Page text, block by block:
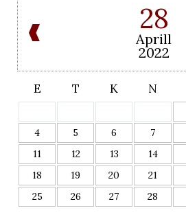
28
Aprill
2022
E T K N
4
5 6 7
11
12 13 14
18
19 20 21
25
26 27 28